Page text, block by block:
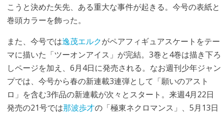
こうと決めた矢先、ある重大な事件が起きる。今号の表紙と
巻頭カラーを飾った。
また、今号では逸茂エルクがペアフィギュアスケートをテー
マに描いた「ツーオンアイス」が完結。3巻と4巻は描き下ろ
しページを加え、6月4日に発売される。なお週刊少年ジャン
プでは、今号から春の新連載3連弾として「願いのアスト
ロ」を含む3作品の新連載が次々とスタート。来週4月22日
発売の21号では那波歩才の「極東ネクロマンス」、5月13日